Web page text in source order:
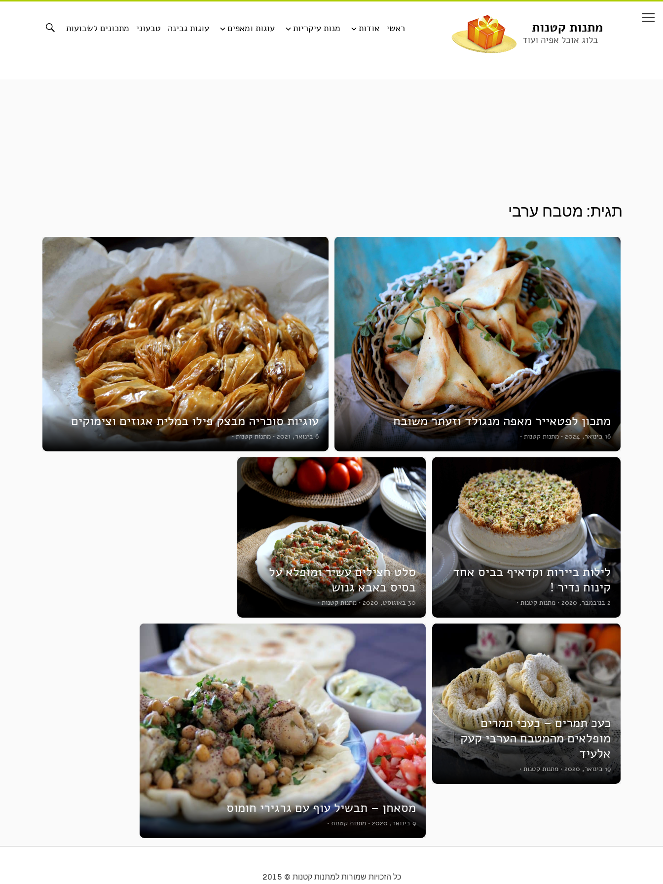
לתוכן
מתנות קטנות
בלוג אוכל אפיה ועוד
מתכונים לשבועות טבעוני עוגות גבינה עוגות ומאפים מנות עיקריות אודות ראשי
תגית: מטבח ערבי
מתכון לפטאייר מאפה מנגולד וזעתר משובח
16 בינואר, 2024 • מתנות קטנות •
עוגיות סוכריה מבצק פילו במלית אגוזים וצימוקים
6 בינואר, 2021 • מתנות קטנות •
לילות ביירות וקדאיף בביס אחד
קינוח נדיר !
2 בנובמבר, 2020 • מתנות קטנות •
סלט חצילים עשיר ומופלא על
בסיס באבא גנוש
30 באוגוסט, 2020 • מתנות קטנות •
כעכ תמרים – כעכי תמרים
מופלאים מהמטבח הערבי קעק
אלעיד
19 בינואר, 2020 • מתנות קטנות •
מסאחן – תבשיל עוף עם גרגירי חומוס
9 בינואר, 2020 • מתנות קטנות •
כל הזכויות שמורות למתנות קטנות © 2015